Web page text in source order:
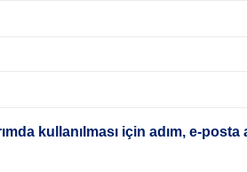
kullanılması için adım, e-